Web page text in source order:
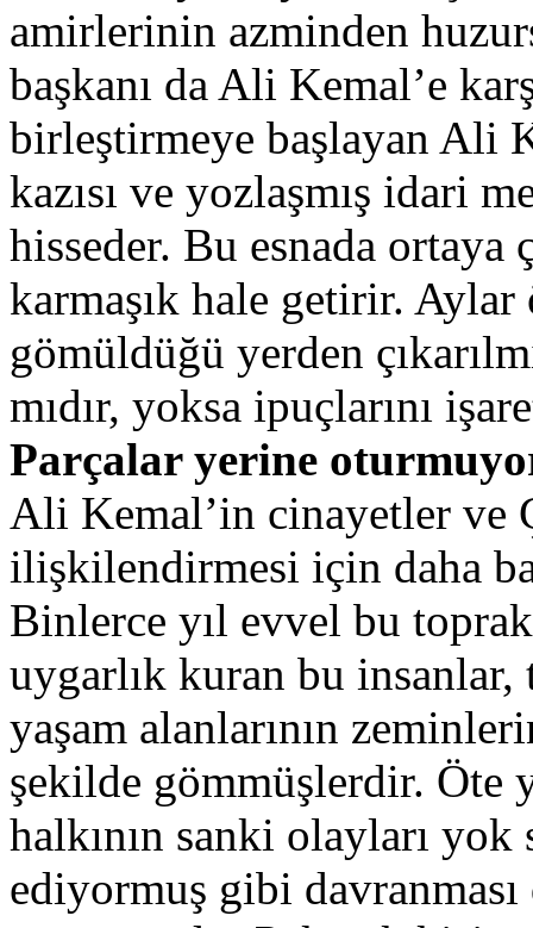
amirlerinin azminden
başkanı da Ali Kemal’e
birleştirmeye başlayan Ali
kazısı ve yozlaşmış idari
hisseder. Bu esnada ortaya
karmaşık hale getirir.
gömüldüğü yerden
mıdır, yoksa ipuçlarını
Parçalar yerine
Ali Kemal’in cinayetler ve
ilişkilendirmesi için daha
Binlerce yıl evvel bu
uygarlık kuran bu
yaşam alanlarının
şekilde gömmüşlerdir. Öte
halkının sanki olayları yok
ediyormuş gibi